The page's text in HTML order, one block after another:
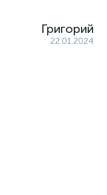
Григорий
22.01.2024